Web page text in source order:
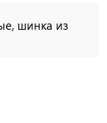
шинка из